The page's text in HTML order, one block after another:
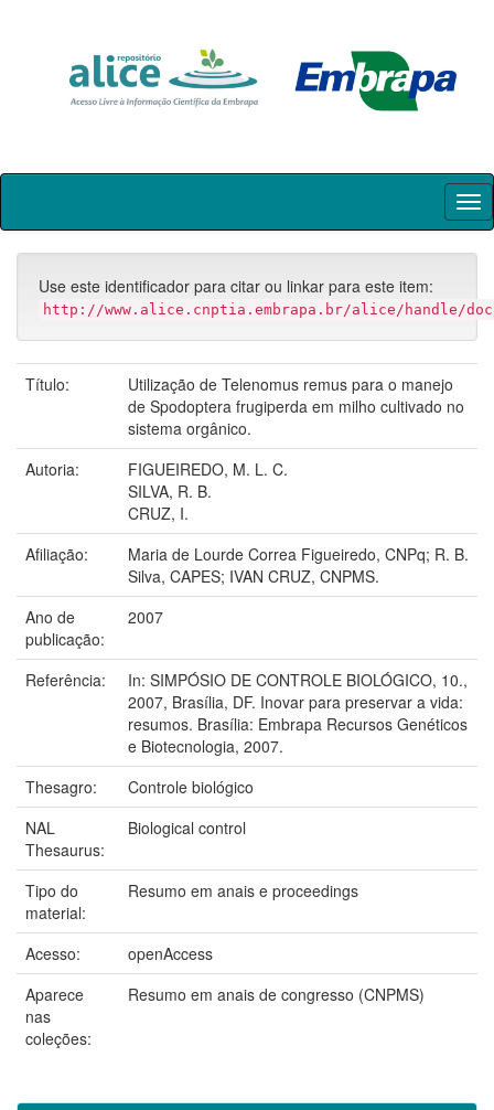
Skip
Use este identificador para citar ou linkar para este item:
http://www.alice.cnptia.embrapa.br/alice/handle/
Título:
Utilização de Telenomus remus para o manejo
de Spodoptera frugiperda em milho cultivado no
sistema orgânico.
Autoria:
FIGUEIREDO, M. L. C.
SILVA, R. B.
CRUZ, I.
Afiliação:
Maria de Lourde Correa Figueiredo, CNPq; R. B.
Silva, CAPES; IVAN CRUZ, CNPMS.
Ano de
publicação:
2007
Referência:
In: SIMPÓSIO DE CONTROLE BIOLÓGICO, 10.,
2007, Brasília, DF. Inovar para preservar a vida:
resumos. Brasília: Embrapa Recursos Genéticos
e Biotecnologia, 2007.
Thesagro:
Controle biológico
NAL
Thesaurus:
Biological control
Tipo do
material:
Resumo em anais e proceedings
Acesso:
openAccess
Aparece
nas
coleções:
Resumo em anais de congresso (CNPMS)